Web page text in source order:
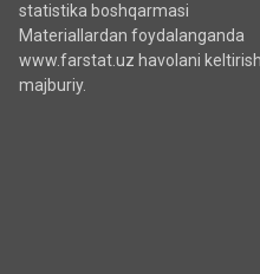
statistika boshqarmasi
Materiallardan foydalanganda
www.farstat.uz havolani keltirish
majburiy.